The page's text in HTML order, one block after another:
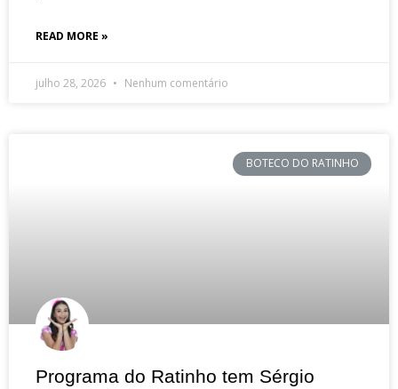
READ MORE »
julho 28, 2026 Nenhum comentário
BOTECO DO RATINHO
Programa do Ratinho tem Sérgio